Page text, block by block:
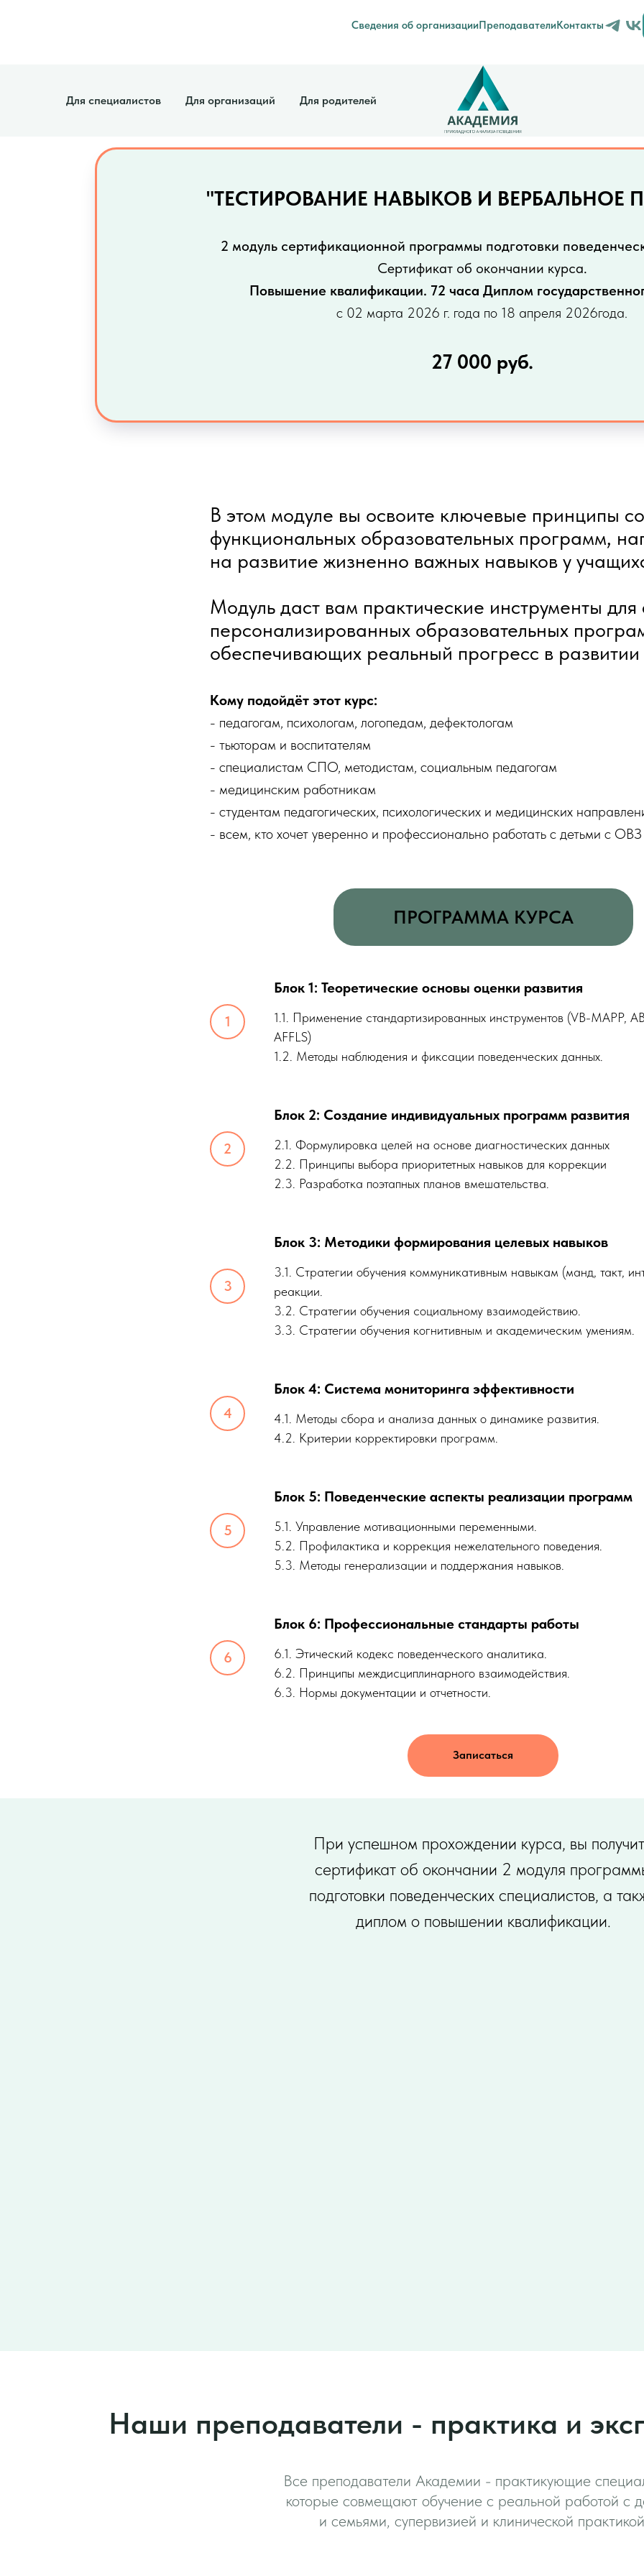
Сведения об организацииПреподавателиКонтакты
Для специалистов Для организаций Для родителей
"ТЕСТИРОВАНИЕ НАВЫКОВ И ВЕРБАЛЬНОЕ
2 модуль сертификационной программы подготовки
Сертификат об окончании курса.
Повышение квалификации. 72 часа Диплом
с 02 марта 2026 г. года по 18 апреля 2026года.
27 000 руб.
В этом модуле вы освоите ключевые принципы
функциональных образовательных программ,
на развитие жизненно важных навыков у
Модуль даст вам практические инструменты для
персонализированных образовательных
обеспечивающих реальный прогресс в развитии
Кому подойдёт этот курс:
- педагогам, психологам, логопедам, дефектологам
- тьюторам и воспитателям
- специалистам СПО, методистам, социальным педагогам
- медицинским работникам
- студентам педагогических, психологических и медицинских
- всем, кто хочет уверенно и профессионально работать с детьми с
ПРОГРАММА КУРСА
Блок 1: Теоретические основы оценки развития
1.1. Применение стандартизированных инструментов (VB-MAPP,
AFFLS)
1.2. Методы наблюдения и фиксации поведенческих данных.
Блок 2: Создание индивидуальных программ развития
2.1. Формулировка целей на основе диагностических данных
2.2. Принципы выбора приоритетных навыков для коррекции
2.3. Разработка поэтапных планов вмешательства.
Блок 3: Методики формирования целевых навыков
3.1. Стратегии обучения коммуникативным навыкам (манд, такт,
реакции.
3.2. Стратегии обучения социальному взаимодействию.
3.3. Стратегии обучения когнитивным и академическим умениям.
Блок 4: Система мониторинга эффективности
4.1. Методы сбора и анализа данных о динамике развития.
4.2. Критерии корректировки программ.
Блок 5: Поведенческие аспекты реализации программ
5.1. Управление мотивационными переменными.
5.2. Профилактика и коррекция нежелательного поведения.
5.3. Методы генерализации и поддержания навыков.
Блок 6: Профессиональные стандарты работы
6.1. Этический кодекс поведенческого аналитика.
6.2. Принципы междисциплинарного взаимодействия.
6.3. Нормы документации и отчетности.
Записаться
При успешном прохождении курса, вы
сертификат об окончании 2 модуля
подготовки поведенческих специалистов, а
диплом о повышении квалификации.
Наши преподаватели - практика и
Все преподаватели Академии - практикующие
которые совмещают обучение с реальной работой с
и семьями, супервизией и клинической